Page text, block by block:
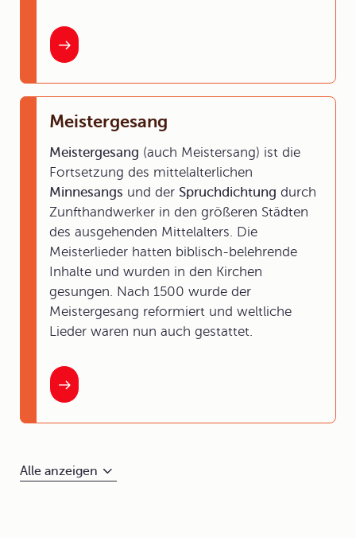
Meistergesang
Meistergesang (auch Meistersang) ist die
Fortsetzung des mittelalterlichen
Minnesangs und der Spruchdichtung durch
Zunfthandwerker in den größeren Städten
des ausgehenden Mittelalters. Die
Meisterlieder hatten biblisch-belehrende
Inhalte und wurden in den Kirchen
gesungen. Nach 1500 wurde der
Meistergesang reformiert und weltliche
Lieder waren nun auch gestattet.
Alle anzeigen